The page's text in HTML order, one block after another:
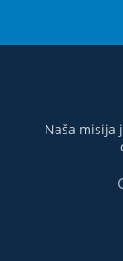
Naša misija